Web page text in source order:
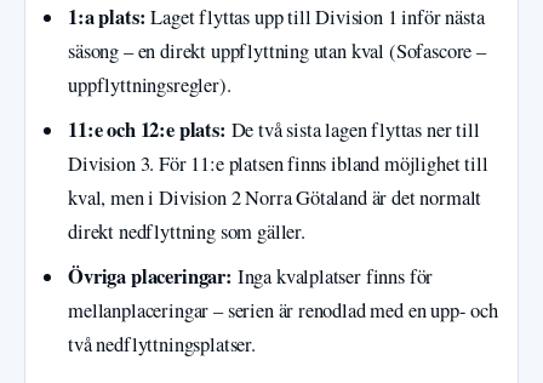
1:a plats: Laget flyttas upp till Division 1 inför nästa
säsong – en direkt uppflyttning utan kval (Sofascore –
uppflyttningsregler).
11:e och 12:e plats: De två sista lagen flyttas ner till
Division 3. För 11:e platsen finns ibland möjlighet till
kval, men i Division 2 Norra Götaland är det normalt
direkt nedflyttning som gäller.
Övriga placeringar: Inga kvalplatser finns för
mellanplaceringar – serien är renodlad med en upp- och
två nedflyttningsplatser.